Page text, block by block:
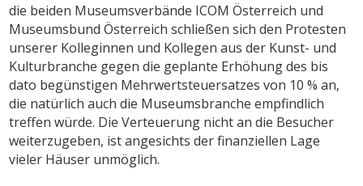
die beiden Museumsverbände ICOM Österreich und
Museumsbund Österreich schließen sich den Protesten
unserer Kolleginnen und Kollegen aus der Kunst- und
Kulturbranche gegen die geplante Erhöhung des bis
dato begünstigen Mehrwertsteuersatzes von 10 % an,
die natürlich auch die Museumsbranche empfindlich
treffen würde. Die Verteuerung nicht an die Besucher
weiterzugeben, ist angesichts der finanziellen Lage
vieler Häuser unmöglich.